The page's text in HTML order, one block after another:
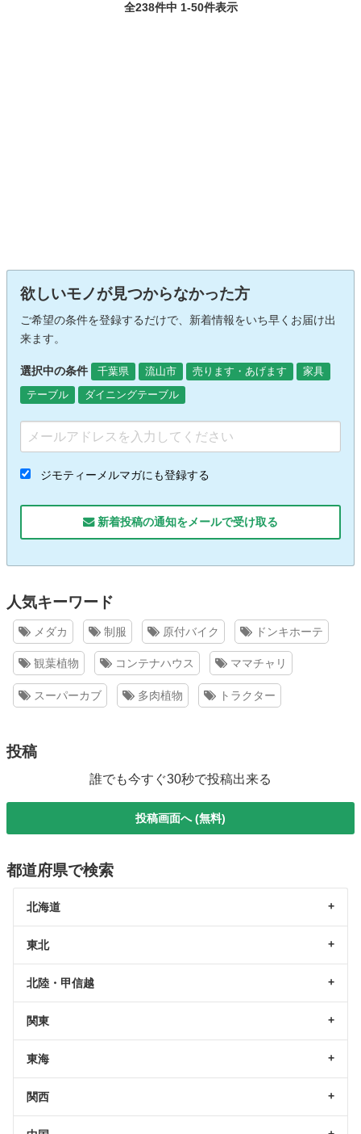
全238件中 1-50件表示
欲しいモノが見つからなかった方
ご希望の条件を登録するだけで、新着情報をいち早くお届け出
来ます。
選択中の条件 千葉県 流山市 売ります・あげます
家具
テーブル
ダイニングテーブル
ジモティーメルマガにも登録する
新着投稿の通知をメールで受け取る
人気キーワード
メダカ 制服 原付バイク ドンキホーテ
観葉植物 コンテナハウス ママチャリ
スーパーカブ 多肉植物 トラクター
投稿
誰でも今すぐ30秒で投稿出来る
投稿画面へ (無料)
都道府県で検索
北海道
東北
北陸・甲信越
関東
東海
関西